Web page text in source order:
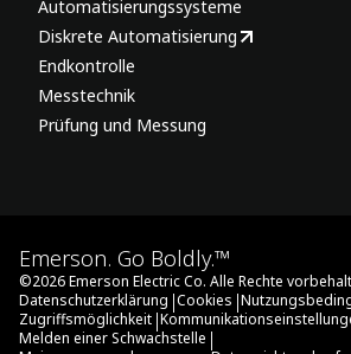
Automatisierungssysteme
Diskrete Automatisierung
Endkontrolle
Messtechnik
Prüfung und Messung
Emerson. Go Boldly.™
©2026Emerson Electric Co. Alle Rechte
Datenschutzerklärung |Cookies |
Zugriffsmöglichkeit |
Melden einer Schwachstelle |